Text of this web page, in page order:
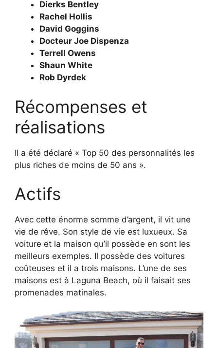
Dierks Bentley
Rachel Hollis
David Goggins
Docteur Joe Dispenza
Terrell Owens
Shaun White
Rob Dyrdek
Récompenses et
réalisations
Il a été déclaré « Top 50 des personnalités les
plus riches de moins de 50 ans ».
Actifs
Avec cette énorme somme d’argent, il vit une
vie de rêve. Son style de vie est luxueux. Sa
voiture et la maison qu’il possède en sont les
meilleurs exemples. Il possède des voitures
coûteuses et il a trois maisons. L’une de ses
maisons est à Laguna Beach, où il faisait ses
promenades matinales.